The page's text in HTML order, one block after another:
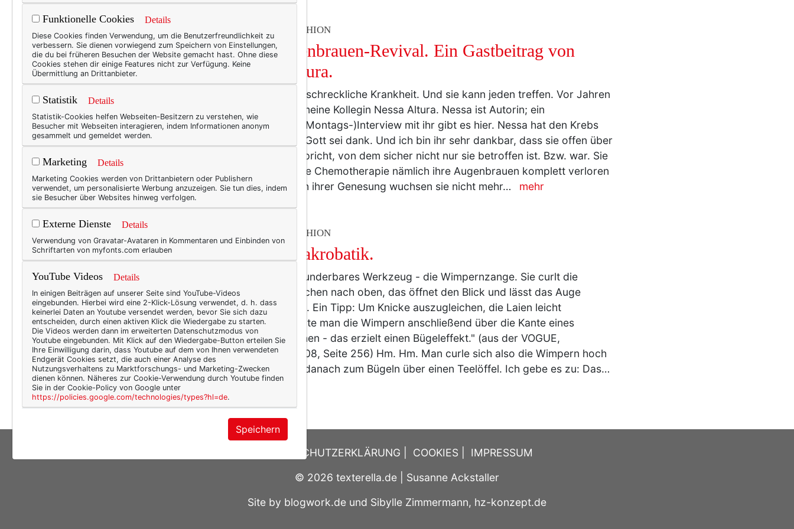
BEAUTY & FASHION
Das Augenbrauen-Revival. Ein Gastbeitrag von
Nessa Altura.
Krebs ist eine schreckliche Krankheit. Und sie kann jeden treffen. Vor Jahren
zum Beispiel meine Kollegin Nessa Altura. Nessa ist Autorin; ein
ausführliches(Montags-)Interview mit ihr gibt es hier. Nessa hat den Krebs
überstanden. Gott sei dank. Und ich bin ihr sehr dankbar, dass sie offen über
ein Problem spricht, von dem sicher nicht nur sie betroffen ist. Bzw. war. Sie
hatte durch die Chemotherapie nämlich ihre Augenbrauen komplett verloren
und auch nach ihrer Genesung wuchsen sie nicht mehr…
mehr
BEAUTY & FASHION
Wimpernakrobatik.
"Es gibt ein wunderbares Werkzeug - die Wimpernzange. Sie curlt die
einzelnen Härchen nach oben, das öffnet den Blick und lässt das Auge
größer wirken. Ein Tipp: Um Knicke auszugleichen, die Laien leicht
passieren, sollte man die Wimpern anschließend über die Kante eines
Teelöffels ziehen - das erzielt einen Bügeleffekt." (aus der VOGUE,
Dezember 2008, Seite 256) Hm. Hm. Man curle sich also die Wimpern hoch
und ziehe sie danach zum Bügeln über einen Teelöffel. Ich gebe es zu: Das…
mehr
DATENSCHUTZERKLÄRUNG COOKIES
IMPRESSUM
© 2026 texterella.de | Susanne Ackstaller
Site by blogwork.de und Sibylle Zimmermann, hz-konzept.de
Funktionelle Cookies Details
Diese Cookies finden Verwendung, um die Benutzerfreundlichkeit zu
verbessern. Sie dienen vorwiegend zum Speichern von Einstellungen,
die du bei früheren Besuchen der Website gemacht hast. Ohne diese
Cookies stehen dir einige Features nicht zur Verfügung. Keine
Übermittlung an Drittanbieter.
Statistik Details
Statistik-Cookies helfen Webseiten-Besitzern zu verstehen, wie
Besucher mit Webseiten interagieren, indem Informationen anonym
gesammelt und gemeldet werden.
Marketing Details
Marketing Cookies werden von Drittanbietern oder Publishern
verwendet, um personalisierte Werbung anzuzeigen. Sie tun dies, indem
sie Besucher über Websites hinweg verfolgen.
Externe Dienste Details
Verwendung von Gravatar-Avataren in Kommentaren und Einbinden von
Schriftarten von myfonts.com erlauben
YouTube Videos Details
In einigen Beiträgen auf unserer Seite sind YouTube-Videos
eingebunden. Hierbei wird eine 2-Klick-Lösung verwendet, d. h. dass
keinerlei Daten an Youtube versendet werden, bevor Sie sich dazu
entscheiden, durch einen aktiven Klick die Wiedergabe zu starten.
Die Videos werden dann im erweiterten Datenschutzmodus von
Youtube eingebunden. Mit Klick auf den Wiedergabe-Button erteilen Sie
Ihre Einwilligung darin, dass Youtube auf dem von Ihnen verwendeten
Endgerät Cookies setzt, die auch einer Analyse des
Nutzungsverhaltens zu Marktforschungs- und Marketing-Zwecken
dienen können. Näheres zur Cookie-Verwendung durch Youtube finden
Sie in der Cookie-Policy von Google unter
https://policies.google.com/technologies/types?hl=de.
Speichern